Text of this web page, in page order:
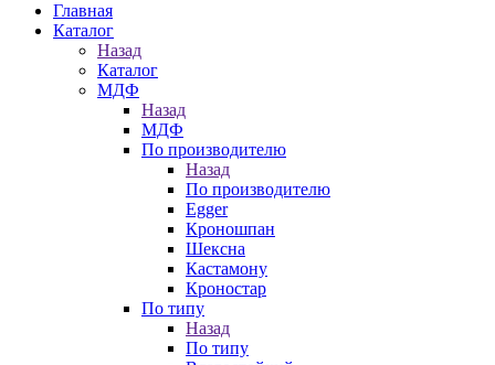
Главная
Каталог
Назад
Каталог
МДФ
Назад
МДФ
По производителю
Назад
По производителю
Egger
Кроношпан
Шексна
Кастамону
Кроностар
По типу
Назад
По типу